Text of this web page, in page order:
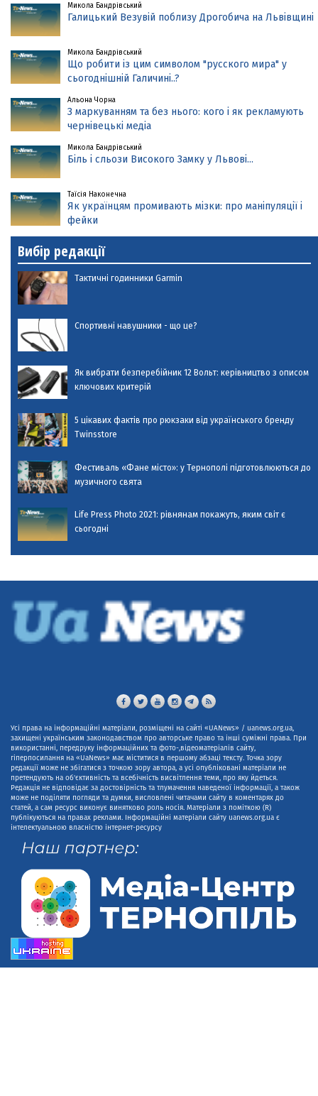
Микола Бандрівський
Галицький Везувій поблизу Дрогобича на Львівщині
Микола Бандрівський
Що робити із цим символом "русского мира" у
сьогоднішній Галичині..?
Альона Чорна
З маркуванням та без нього: кого і як рекламують
чернівецькі медіа
Микола Бандрівський
Біль і сльози Високого Замку у Львові...
Таїсія Наконечна
Як українцям промивають мізки: про маніпуляції і
фейки
Вибір редакції
Тактичні годинники Garmin
Спортивні навушники - що це?
Як вибрати безперебійник 12 Вольт: керівництво з описом
ключових критерій
5 цікавих фактів про рюкзаки від українського бренду
Twinsstore
Фестиваль «Фане місто»: у Тернополі підготовлюються до
музичного свята
Life Press Photo 2021: рівнянам покажуть, яким світ є
сьогодні
Усі права на інформаційні матеріали, розміщені на сайті «UANews» / uanews.org.ua,
захищені українським законодавством про авторське право та інші суміжні права. При
використанні, передруку інформаційних та фото-,відеоматеріалів сайту,
гіперпосилання на «UaNews» має міститися в першому абзаці тексту. Точка зору
редакції може не збігатися з точкою зору автора, а усі опубліковані матеріали не
претендують на об'єктивність та всебічність висвітлення теми, про яку йдеться.
Редакція не відповідає за достовірність та тлумачення наведеної інформації, а також
може не поділяти погляди та думки, висловлені читачами сайту в коментарях до
статей, а сам ресурс виконує винятково роль носія. Матеріали з поміткою (R)
публікуються на правах реклами. Інформаційні матеріали сайту uanews.org.ua є
інтелектуальною власністю інтернет-ресурсу